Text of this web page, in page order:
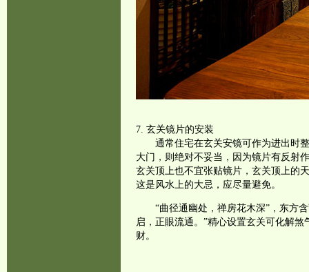
7. 玄关镜片的安装
通常住宅在玄关安镜可作为进出时
大门，则绝对不妥当，因为镜片有反射
玄关顶上也不宜张贴镜片，玄关顶上的
这是风水上的大忌，应尽量避免。
“曲径通幽处，禅房花木深”，东方
启，正眼流通。”精心设置玄关可化解
财。